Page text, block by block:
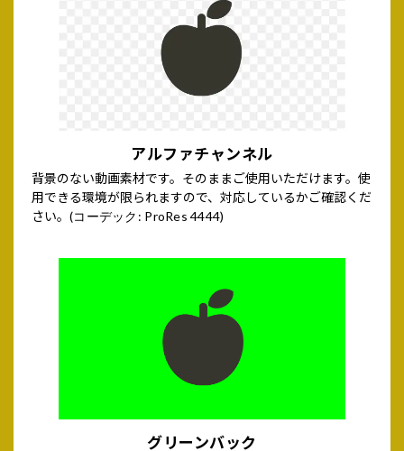
アルファチャンネル
背景のない動画素材です。そのままご使用いただけます。使
用できる環境が限られますので、対応しているかご確認くだ
さい。 (コーデック: ProRes 4444)
グリーンバック